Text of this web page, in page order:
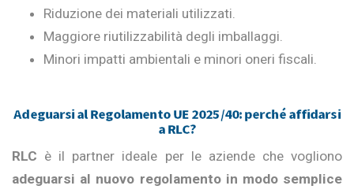
Riduzione dei materiali utilizzati.
Maggiore riutilizzabilità degli imballaggi.
Minori impatti ambientali e minori oneri fiscali.
Adeguarsi al Regolamento UE 2025/40: perché affidarsi
a RLC?
RLC è il partner ideale per le aziende che vogliono
adeguarsi al nuovo regolamento in modo semplice